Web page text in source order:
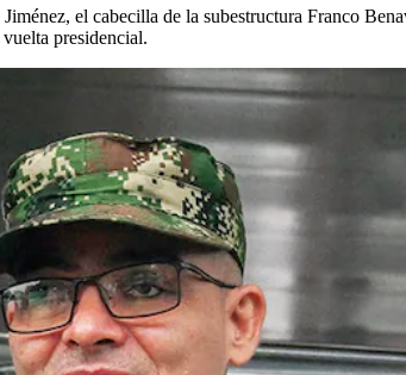
el cabecilla de la subestructura Franco
presidencial.